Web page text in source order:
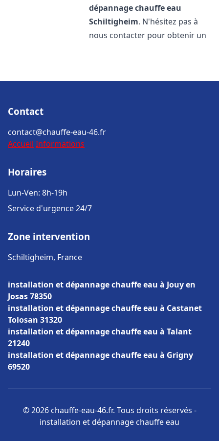
dépannage chauffe eau
Schiltigheim. N'hésitez pas à
nous contacter pour obtenir un
Contact
contact@chauffe-eau-46.fr
Accueil Informations
Horaires
Lun-Ven: 8h-19h
Service d'urgence 24/7
Zone intervention
Schiltigheim, France
installation et dépannage chauffe eau à Jouy en
Josas 78350
installation et dépannage chauffe eau à Castanet
Tolosan 31320
installation et dépannage chauffe eau à Talant
21240
installation et dépannage chauffe eau à Grigny
69520
© 2026 chauffe-eau-46.fr. Tous droits réservés -
installation et dépannage chauffe eau